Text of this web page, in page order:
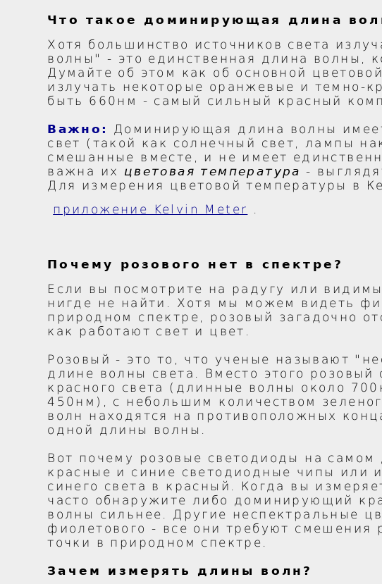
Что такое доминирующая длина
Хотя большинство источников света
волны" - это единственная длина волны,
Думайте об этом как об основной
излучать некоторые оранжевые и
быть 660нм - самый сильный красный
Важно:
Доминирующая длина волны
свет (такой как солнечный свет, лампы
смешанные вместе, и не имеет
важна их цветовая температура -
Для измерения цветовой температуры в
приложение Kelvin Meter .
Почему розового нет в спектре?
Если вы посмотрите на радугу или
нигде не найти. Хотя мы можем видеть
природном спектре, розовый загадочно
как работают свет и цвет.
Розовый - это то, что ученые называют
длине волны света. Вместо этого
красного света (длинные волны около
450нм), с небольшим количеством
волн находятся на противоположных
одной длины волны.
Вот почему розовые светодиоды на
красные и синие светодиодные чипы или
синего света в красный. Когда вы
часто обнаружите либо доминирующий
волны сильнее. Другие неспектральные
фиолетового - все они требуют
точки в природном спектре.
Зачем измерять длины волн?